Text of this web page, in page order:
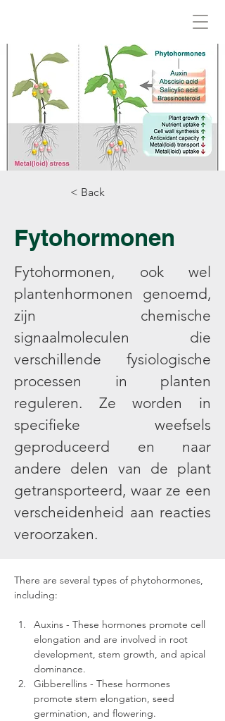
< Back
Fytohormonen
Fytohormonen, ook wel
plantenhormonen genoemd,
zijn chemische
signaalmoleculen die
verschillende fysiologische
processen in planten
reguleren. Ze worden in
specifieke weefsels
geproduceerd en naar
andere delen van de plant
getransporteerd, waar ze een
verscheidenheid aan reacties
veroorzaken.
There are several types of phytohormones,
including:
Auxins - These hormones promote cell
elongation and are involved in root
development, stem growth, and apical
dominance.
Gibberellins - These hormones
promote stem elongation, seed
germination, and flowering.